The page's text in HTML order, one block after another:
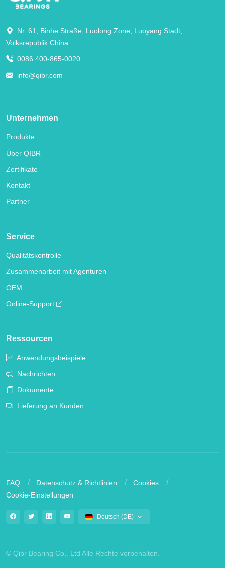
Nr. 61, Binhe Straße, Luolong Zone, Luoyang Stadt,
Volksrepublik China
0086 400-865-0020
info@qibr.com
Unternehmen
Produkte
Über QIBR
Zertifikate
Kontakt
Partner
Service
Qualitätskontrolle
Zusammenarbeit mit Agenturen
OEM
Online-Support
Ressourcen
Anwendungsbeispiele
Nachrichten
Dokumente
Lieferung an Kunden
FAQ Datenschutz & Richtlinien
Cookies
Cookie-Einstellungen
Deutsch (DE)
© Qibr Bearing Co,. Ltd Alle Rechte vorbehalten.